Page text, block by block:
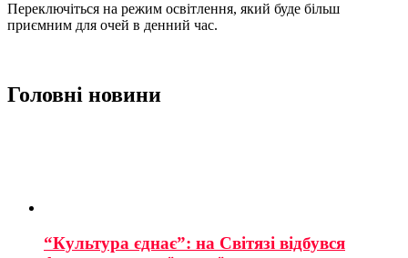
Переключіться на режим освітлення, який буде більш
приємним для очей в денний час.
Головні новини
“Культура єднає”: на Світязі відбувся